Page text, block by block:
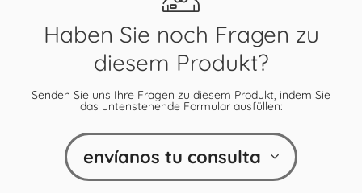
Haben Sie noch Fragen zu
diesem Produkt?
Senden Sie uns Ihre Fragen zu diesem Produkt, indem Sie
das untenstehende Formular ausfüllen:
envíanos tu consulta